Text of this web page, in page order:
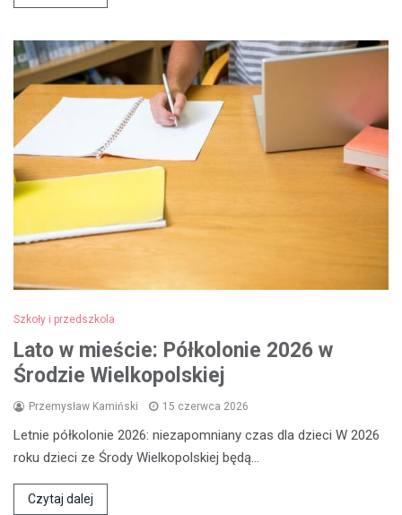
Szkoły i przedszkola
Lato w mieście: Półkolonie 2026 w
Środzie Wielkopolskiej
Przemysław Kamiński 15 czerwca 2026
Letnie półkolonie 2026: niezapomniany czas dla dzieci W 2026
roku dzieci ze Środy Wielkopolskiej będą…
Czytaj dalej